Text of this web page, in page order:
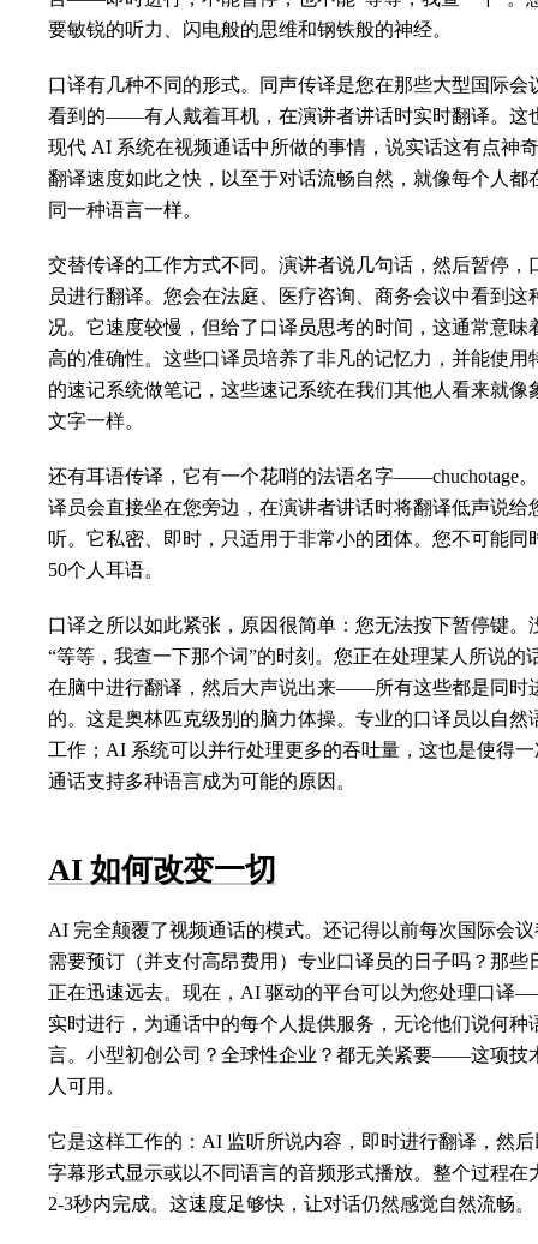
要敏锐的听力、闪电般的思维和钢铁般的神经。
口译有几种不同的形式。同声传译是您在那些大型国际会
看到的——有人戴着耳机，在演讲者讲话时实时翻译。这
现代 AI 系统在视频通话中所做的事情，说实话这有点神
翻译速度如此之快，以至于对话流畅自然，就像每个人都
同一种语言一样。
交替传译的工作方式不同。演讲者说几句话，然后暂停，
员进行翻译。您会在法庭、医疗咨询、商务会议中看到这
况。它速度较慢，但给了口译员思考的时间，这通常意味
高的准确性。这些口译员培养了非凡的记忆力，并能使用
的速记系统做笔记，这些速记系统在我们其他人看来就像
文字一样。
还有耳语传译，它有一个花哨的法语名字——chuchotage
译员会直接坐在您旁边，在演讲者讲话时将翻译低声说给
听。它私密、即时，只适用于非常小的团体。您不可能同
50个人耳语。
口译之所以如此紧张，原因很简单：您无法按下暂停键。
“等等，我查一下那个词”的时刻。您正在处理某人所说的
在脑中进行翻译，然后大声说出来——所有这些都是同时
的。这是奥林匹克级别的脑力体操。专业的口译员以自然
工作；AI 系统可以并行处理更多的吞吐量，这也是使得一
通话支持多种语言成为可能的原因。
AI 如何改变一切
AI 完全颠覆了视频通话的模式。还记得以前每次国际会议
需要预订（并支付高昂费用）专业口译员的日子吗？那些
正在迅速远去。现在，AI 驱动的平台可以为您处理口译
实时进行，为通话中的每个人提供服务，无论他们说何种
言。小型初创公司？全球性企业？都无关紧要——这项技
人可用。
它是这样工作的：AI 监听所说内容，即时进行翻译，然后
字幕形式显示或以不同语言的音频形式播放。整个过程在
2-3秒内完成。这速度足够快，让对话仍然感觉自然流畅。